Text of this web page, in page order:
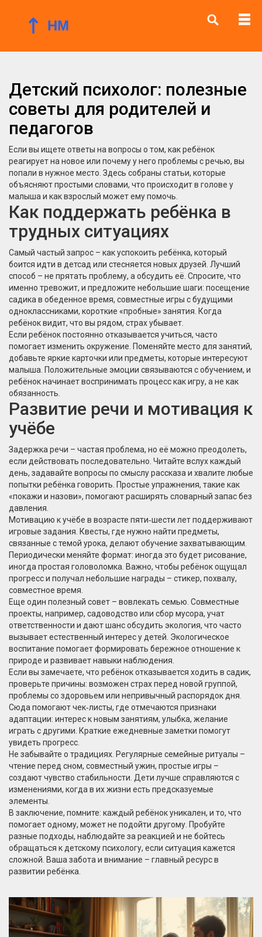
Детский психолог: полезные
советы для родителей и
педагогов
Если вы ищете ответы на вопросы о том, как ребёнок
реагирует на новое или почему у него проблемы с речью, вы
попали в нужное место. Здесь собраны статьи, которые
объясняют простыми словами, что происходит в голове у
малыша и как взрослый может ему помочь.
Как поддержать ребёнка в
трудных ситуациях
Самый частый запрос – как успокоить ребёнка, который
боится идти в детсад или стесняется новых друзей. Лучший
способ – не прятать проблему, а обсудить её. Спросите, что
именно тревожит, и предложите небольшие шаги: посещение
садика в обеденное время, совместные игры с будущими
одноклассниками, короткие «пробные» занятия. Когда
ребёнок видит, что вы рядом, страх убывает.
Если ребёнок постоянно отказывается учиться, часто
помогает изменить окружение. Поменяйте место для занятий,
добавьте яркие карточки или предметы, которые интересуют
малыша. Положительные эмоции связываются с обучением, и
ребёнок начинает воспринимать процесс как игру, а не как
обязанность.
Развитие речи и мотивация к
учёбе
Задержка речи – частая проблема, но её можно преодолеть,
если действовать последовательно. Читайте вслух каждый
день, задавайте вопросы по смыслу рассказа и хвалите любые
попытки ребёнка говорить. Простые упражнения, такие как
«покажи и назови», помогают расширять словарный запас без
давления.
Мотивацию к учёбе в возрасте пяти‑шести лет поддерживают
игровые задания. Квесты, где нужно найти предметы,
связанные с темой урока, делают обучение захватывающим.
Периодически меняйте формат: иногда это будет рисование,
иногда простая головоломка. Важно, чтобы ребёнок ощущал
прогресс и получал небольшие награды – стикер, похвалу,
совместное время.
Еще один полезный совет – вовлекать семью. Совместные
проекты, например, садоводство или сбор мусора, учат
ответственности и дают шанс обсудить экология, что часто
вызывает естественный интерес у детей. Экологическое
воспитание помогает формировать бережное отношение к
природе и развивает навыки наблюдения.
Если вы замечаете, что ребёнок отказывается ходить в садик,
проверьте причины: возможен страх перед новой группой,
проблемы со здоровьем или непривычный распорядок дня.
Сюда помогают чек‑листы, где отмечаются признаки
адаптации: интерес к новым занятиям, улыбка, желание
играть с другими. Краткие ежедневные заметки помогут
увидеть прогресс.
Не забывайте о традициях. Регулярные семейные ритуалы –
чтение перед сном, совместный ужин, простые игры –
создают чувство стабильности. Дети лучше справляются с
изменениями, когда в их жизни есть предсказуемые
элементы.
В заключение, помните: каждый ребёнок уникален, и то, что
помогает одному, может не подойти другому. Пробуйте
разные подходы, наблюдайте за реакцией и не бойтесь
обращаться к детскому психологу, если ситуация кажется
сложной. Ваша забота и внимание – главный ресурс в
развитии ребёнка.